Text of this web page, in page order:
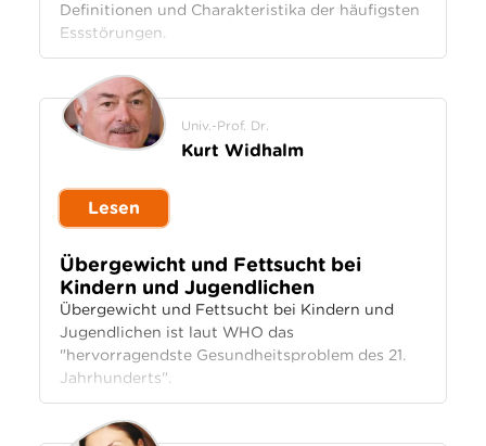
Definitionen und Charakteristika der häufigsten
Essstörungen.
Univ.-Prof. Dr.
Kurt Widhalm
Lesen
Übergewicht und Fettsucht bei
Kindern und Jugendlichen
Übergewicht und Fettsucht bei Kindern und
Jugendlichen ist laut WHO das
"hervorragendste Gesundheitsproblem des 21.
Jahrhunderts".